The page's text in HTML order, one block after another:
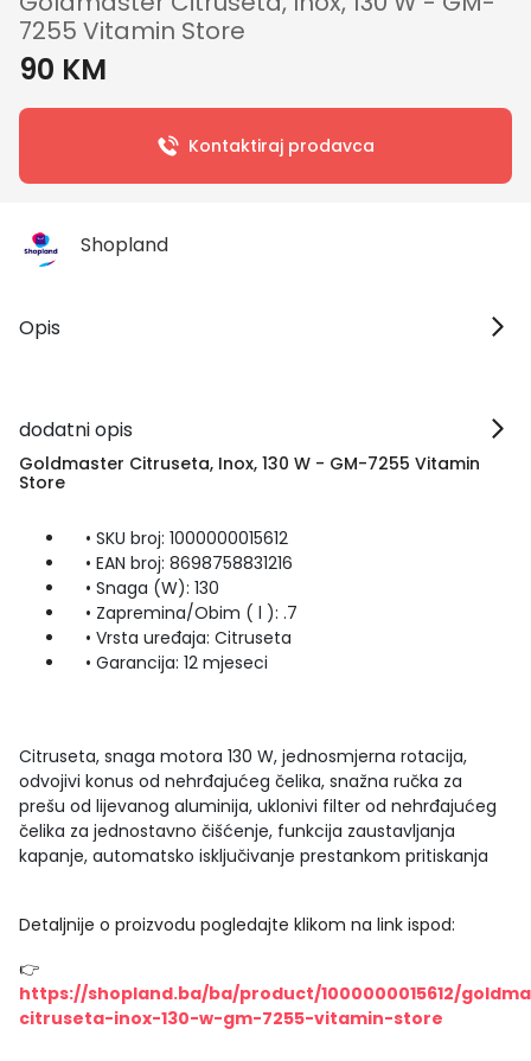
7255 Vitamin Store
90 KM
Kontaktiraj prodavca
Shopland
Opis
dodatni opis
Goldmaster Citruseta, Inox, 130 W - GM-7255 Vitamin
Store
• SKU broj: 1000000015612
• EAN broj: 8698758831216
• Snaga (W): 130
• Zapremina/Obim ( l ): .7
• Vrsta uređaja: Citruseta
• Garancija: 12 mjeseci
Citruseta, snaga motora 130 W, jednosmjerna rotacija,
odvojivi konus od nehrđajućeg čelika, snažna ručka za
prešu od lijevanog aluminija, uklonivi filter od nehrđajućeg
čelika za jednostavno čišćenje, funkcija zaustavljanja
kapanje, automatsko isključivanje prestankom pritiskanja
Detaljnije o proizvodu pogledajte klikom na link ispod:
👉
https://shopland.ba/ba/product/1000000015612/
citruseta-inox-130-w-gm-7255-vitamin-store